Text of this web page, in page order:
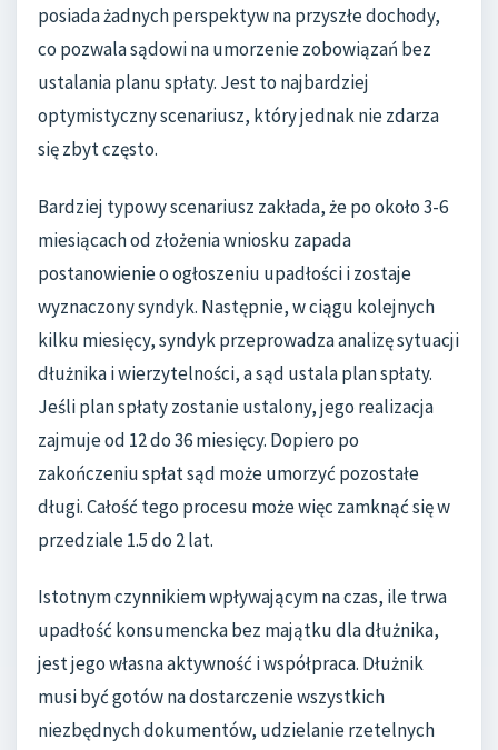
posiada żadnych perspektyw na przyszłe dochody,
co pozwala sądowi na umorzenie zobowiązań bez
ustalania planu spłaty. Jest to najbardziej
optymistyczny scenariusz, który jednak nie zdarza
się zbyt często.
Bardziej typowy scenariusz zakłada, że po około 3-6
miesiącach od złożenia wniosku zapada
postanowienie o ogłoszeniu upadłości i zostaje
wyznaczony syndyk. Następnie, w ciągu kolejnych
kilku miesięcy, syndyk przeprowadza analizę sytuacji
dłużnika i wierzytelności, a sąd ustala plan spłaty.
Jeśli plan spłaty zostanie ustalony, jego realizacja
zajmuje od 12 do 36 miesięcy. Dopiero po
zakończeniu spłat sąd może umorzyć pozostałe
długi. Całość tego procesu może więc zamknąć się w
przedziale 1.5 do 2 lat.
Istotnym czynnikiem wpływającym na czas, ile trwa
upadłość konsumencka bez majątku dla dłużnika,
jest jego własna aktywność i współpraca. Dłużnik
musi być gotów na dostarczenie wszystkich
niezbędnych dokumentów, udzielanie rzetelnych